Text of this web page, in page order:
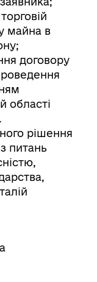
майна в
договору
області
рішення
питань
голова